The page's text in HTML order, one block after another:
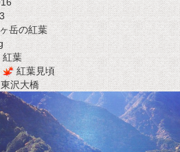
3
岳の紅葉
紅葉
紅葉見頃
沢大橋